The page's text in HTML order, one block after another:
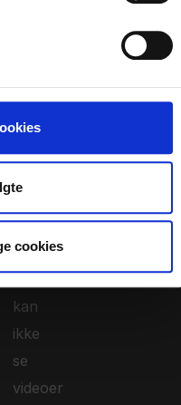
cookies
Klik
for
at
åben
cookiepanel
Du
kan
ikke
se
videoer